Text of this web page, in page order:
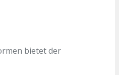
bietet der